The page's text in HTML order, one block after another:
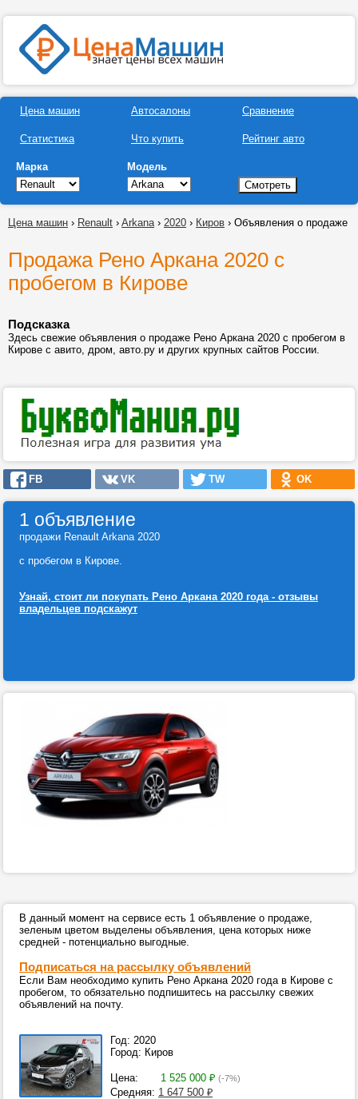
Цена машин
Статистика
Автосалоны
Что купить
Сравнение
Рейтинг авто
Марка Модель
Цена машин › Renault › Arkana› 2020 › Киров › Объявления о продаже
Продажа Рено Аркана 2020 с
пробегом в Кирове
Подсказка
Здесь свежие объявления о продаже Рено Аркана 2020 с пробегом в
Кирове с авито, дром, авто.ру и других крупных сайтов России.
FB VK TW OK
1 объявление
продажи Renault Arkana 2020
с пробегом в Кирове.
Узнай, стоит ли покупать Рено Аркана 2020 года - отзывы
владельцев подскажут
В данный момент на сервисе есть 1 объявление о продаже,
зеленым цветом выделены объявления, цена которых ниже
средней - потенциально выгодные.
Подписаться на рассылку объявлений
Если Вам необходимо купить Рено Аркана 2020 года в Кирове с
пробегом, то обязательно подпишитесь на рассылку свежих
объявлений на почту.
Год: 2020
Город: Киров
Цена: 1 525 000 ₽ (-7%)
Средняя: 1 647 500 ₽